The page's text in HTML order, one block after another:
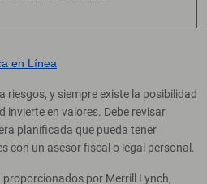
en Línea
riesgos, y siempre existe la posibilidad
invierte en valores. Debe revisar
planificada que pueda tener
con un asesor fiscal o legal personal.
por Merrill Lynch,